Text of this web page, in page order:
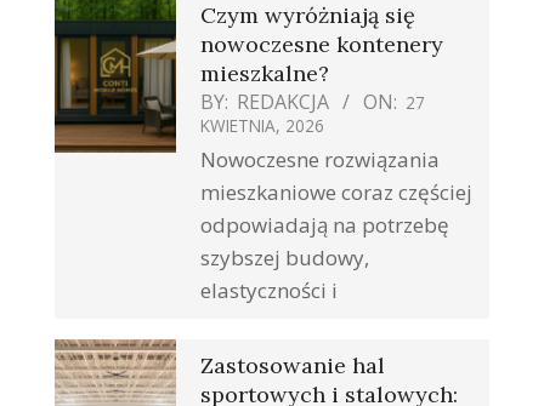
Czym wyróżniają się
nowoczesne kontenery
mieszkalne?
BY: REDAKCJA ON: 27
KWIETNIA, 2026
Nowoczesne rozwiązania
mieszkaniowe coraz częściej
odpowiadają na potrzebę
szybszej budowy,
elastyczności i
Zastosowanie hal
sportowych i stalowych: